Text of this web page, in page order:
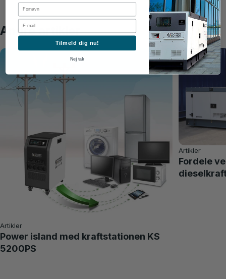
Andre artikler
Artikler
Power island med kraftstationen KS
5200PS
Artikler
Fordele
First Name
Email
Tilmeld dig nu!
Nej tak